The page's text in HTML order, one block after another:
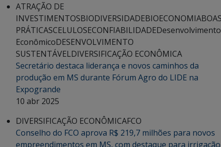
ATRAÇÃO DE
INVESTIMENTOSBIODIVERSIDADEBIOECONOMIA
PRÁTICASCELULOSECONFIABILIDADEDesenvolvimento
EconômicoDESENVOLVIMENTO
SUSTENTÁVELDIVERSIFICAÇÃO ECONÔMICA
Secretário destaca liderança e novos caminhos da
produção em MS durante Fórum Agro do LIDE na
Expogrande
10 abr 2025
DIVERSIFICAÇÃO ECONÔMICAFCO
Conselho do FCO aprova R$ 219,7 milhões para novos
empreendimentos em MS, com destaque para irrigação